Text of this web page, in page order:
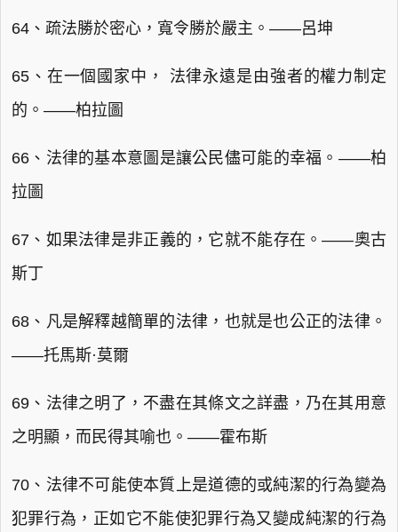
64、疏法勝於密心，寬令勝於嚴主。——呂坤
65、在一個國家中， 法律永遠是由強者的權力制定
的。——柏拉圖
66、法律的基本意圖是讓公民儘可能的幸福。——柏
拉圖
67、如果法律是非正義的，它就不能存在。——奧古
斯丁
68、凡是解釋越簡單的法律，也就是也公正的法律。
——托馬斯·莫爾
69、法律之明了，不盡在其條文之詳盡，乃在其用意
之明顯，而民得其喻也。——霍布斯
70、法律不可能使本質上是道德的或純潔的行為變為
犯罪行為，正如它不能使犯罪行為又變成純潔的行為